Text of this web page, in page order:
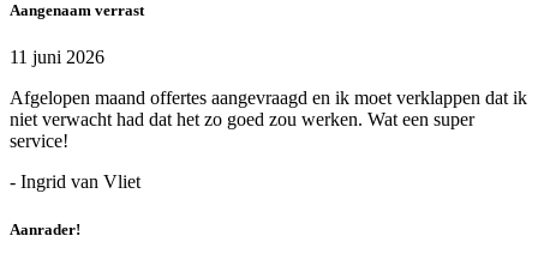
Aangenaam verrast
11 juni 2026
Afgelopen maand offertes aangevraagd en ik moet verklappen dat ik
niet verwacht had dat het zo goed zou werken. Wat een super
service!
- Ingrid van Vliet
Aanrader!